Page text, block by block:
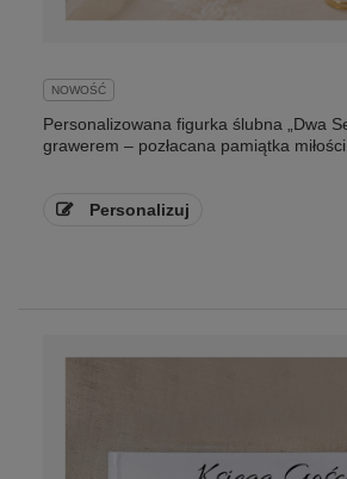
NOWOŚĆ
Personalizowana figurka ślubna „Dwa
grawerem – pozłacana pamiątka miłości
Personalizuj